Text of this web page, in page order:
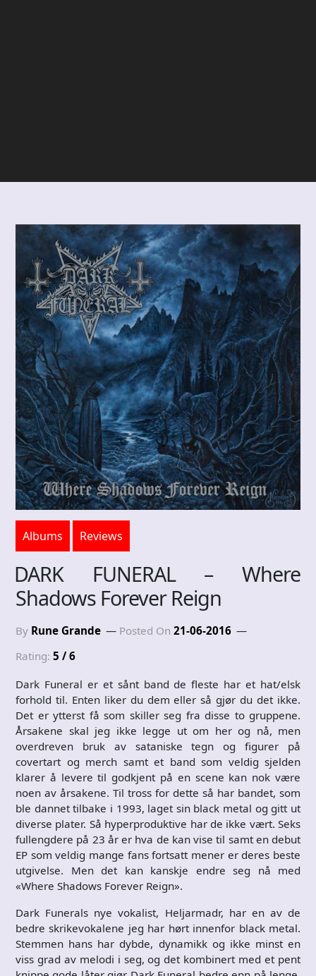
Albums Reviews
DARK FUNERAL – Where
Shadows Forever Reign
By Rune Grande Posted On 21-06-2016
Rating: 5 / 6
Dark Funeral er et sånt band de fleste har et hat/elsk
forhold til. Enten liker du dem eller så gjør du det ikke.
Det er ytterst få som skiller seg fra disse to gruppene.
Årsakene skal jeg ikke legge ut om her og nå, men
overdreven bruk av sataniske tegn og figurer på
covertart og merch samt et band som veldig sjelden
klarer å levere til godkjent på en scene kan nok være
noen av årsakene. Til tross for dette så har bandet, som
ble dannet tilbake i 1993, laget sin black metal og gitt ut
diverse plater. Så hyperproduktive har de ikke vært. Seks
fullengdere på 23 år er hva de kan vise til samt en debut
EP som veldig mange fans fortsatt mener er deres beste
utgivelse. Men det kan kanskje endre seg nå med
«Where Shadows Forever Reign».
Dark Funerals nye vokalist, Heljarmadr, har en av de
bedre skrikevokalene jeg har hørt innenfor black metal.
Stemmen hans har dybde, dynamikk og ikke minst en
viss grad av melodi i seg, og det kombinert med et pent